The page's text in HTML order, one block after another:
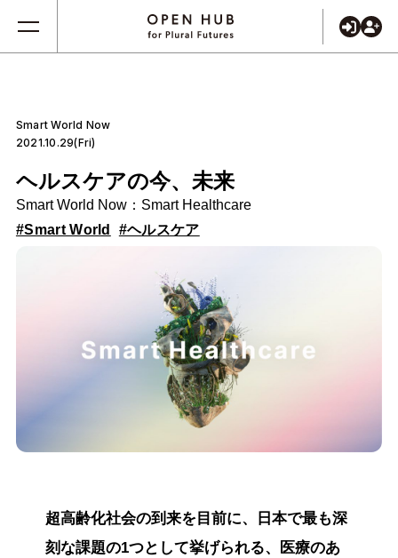
Smart World Now
2021.10.29(Fri)
ヘルスケアの今、未来
Smart World Now：Smart Healthcare
#Smart World #ヘルスケア
超高齢化社会の到来を目前に、日本で最も深
刻な課題の1つとして挙げられる、医療のあ